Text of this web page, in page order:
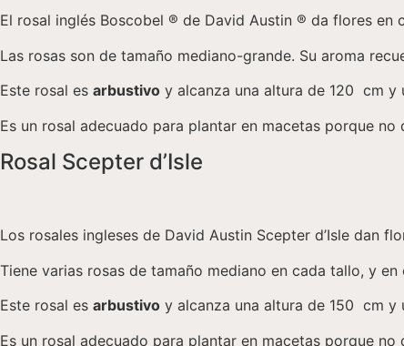
El rosal inglés Boscobel ® de David Austin ® da flores
Las rosas son de tamaño mediano-grande. Su aroma
Este rosal es arbustivo y alcanza una altura de 120 cm y
Es un rosal adecuado para plantar en macetas porque no
Rosal Scepter d’Isle
Los rosales ingleses de David Austin Scepter d’Isle dan
Tiene varias rosas de tamaño mediano en cada tallo, y
Este rosal es arbustivo y alcanza una altura de 150 cm y
Es un rosal adecuado para plantar en macetas porque